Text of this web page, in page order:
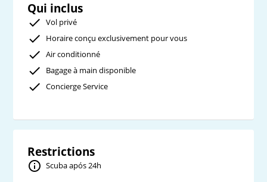
Qui inclus
Vol privé
Horaire conçu exclusivement pour vous
Air conditionné
Bagage à main disponible
Concierge Service
Restrictions
Scuba após 24h